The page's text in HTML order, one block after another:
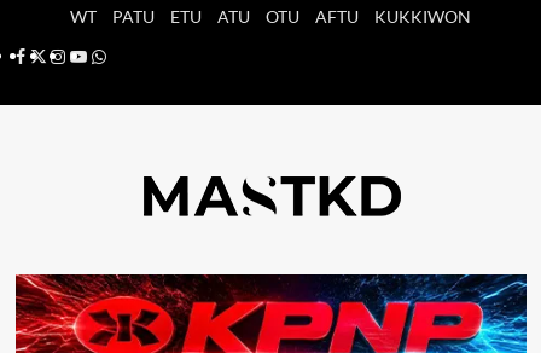
WT PATU ETU ATU OTU AFTU
KUKKIWON
Facebook
X Instagram
YouTube
Whatsapp